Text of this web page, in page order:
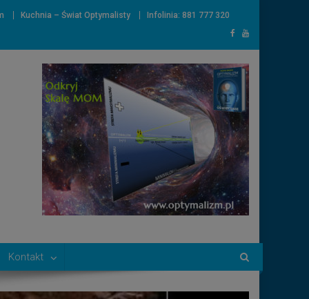
Kuchnia – Świat Optymalisty Infolinia: 881 777 320
Kontakt